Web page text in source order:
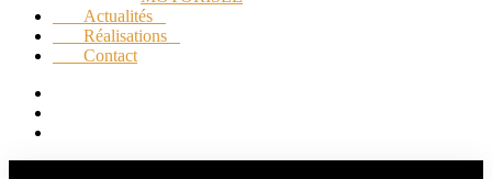
Actualités
Réalisations
Contact